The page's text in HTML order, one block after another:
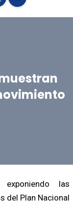
las
del Plan Nacional